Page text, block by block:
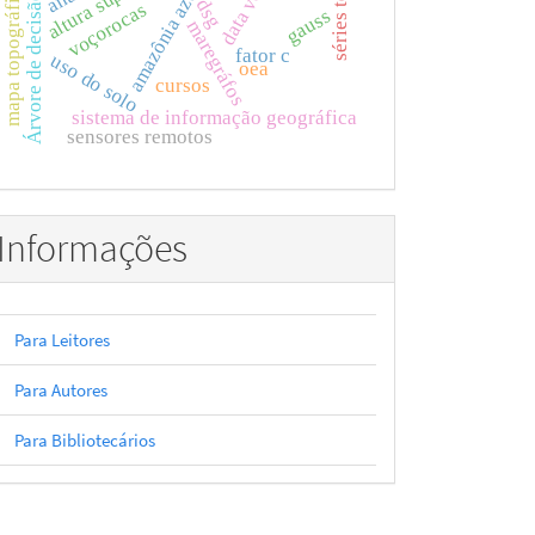
amazônia azul
voçorocas
uso do solo
sistema de informação geográfica
Árvore de decisão
mapa topográfico maregráfos
sensores remotos
dsg
fator c
gauss
oea
cursos
Informações
Para Leitores
Para Autores
Para Bibliotecários